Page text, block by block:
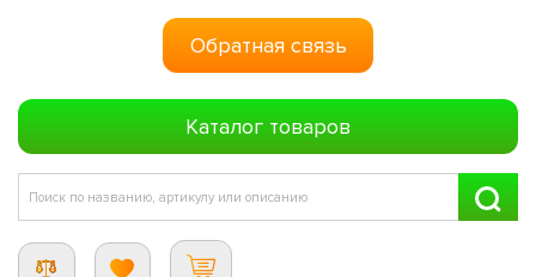
Обратная связь
Каталог товаров